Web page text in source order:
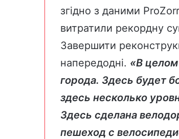
згідно з даними
витратили рекордну
Завершити
напередодні. «В целом
города. Здесь будет
здесь несколько
Здесь сделана
пешеход с